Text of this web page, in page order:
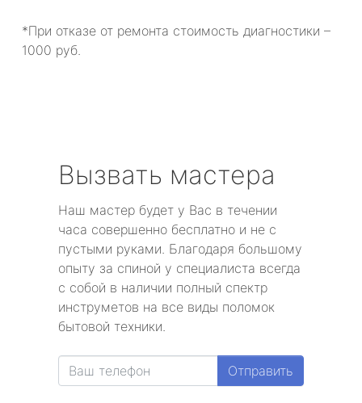
*При отказе от ремонта стоимость диагностики –
1000 руб.
Вызвать мастера
Наш мастер будет у Вас в течении
часа совершенно бесплатно и не с
пустыми руками. Благодаря большому
опыту за спиной у специалиста всегда
с собой в наличии полный спектр
инструметов на все виды поломок
бытовой техники.
Отправить